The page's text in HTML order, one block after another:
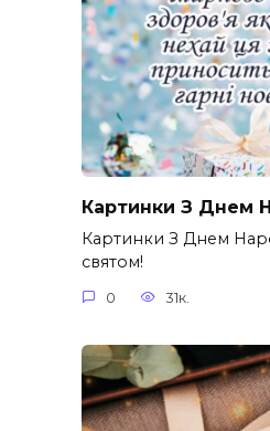
Картинки З Днем
Картинки З Днем
святом!
0 31к.